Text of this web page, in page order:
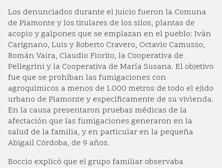
Los denunciados durante el juicio fueron la Comuna
de Piamonte y los titulares de los silos, plantas de
acopio y galpones que se emplazan en el pueblo: Iván
Carignano, Luis y Roberto Cravero, Octavio Camusso,
Román Vaira, Claudio Fiorito, la Cooperativa de
Pellegrini y la Cooperativa de María Susana. El objetivo
fue que se prohíban las fumigaciones con
agroquímicos a menos de 1.000 metros de todo el ejido
urbano de Piamonte y específicamente de su vivienda.
En la causa presentaron pruebas médicas de la
afectación que las fumigaciones generaron en la
salud de la familia, y en particular en la pequeña
Abigail Córdoba, de 9 años.
Boccio explicó que el grupo familiar observaba